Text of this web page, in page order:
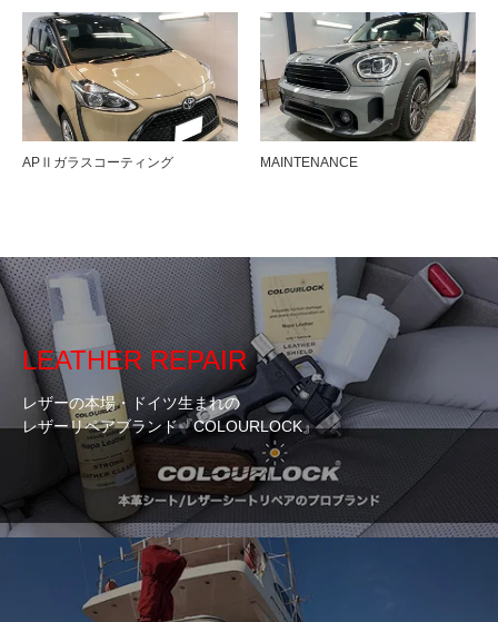
APⅡガラスコーティング MAINTENANCE
LEATHER REPAIR
レザーの本場・ドイツ生まれの
レザーリペアブランド『COLOURLOCK』